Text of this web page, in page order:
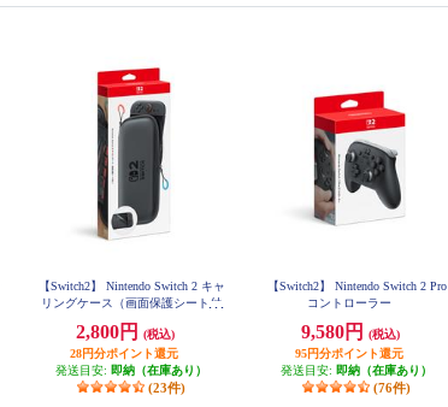
【Switch2】 Nintendo Switch 2 キャ
リングケース（画面保護シート付
2,800円
(税込)
28円分ポイント還元
発送目安: 即納（在庫あり）
(23件)
【Switch2】 Nintendo Switch 2 Pro
コントローラー
9,580円
(税込)
95円分ポイント還元
発送目安: 即納（在庫あり）
(76件)